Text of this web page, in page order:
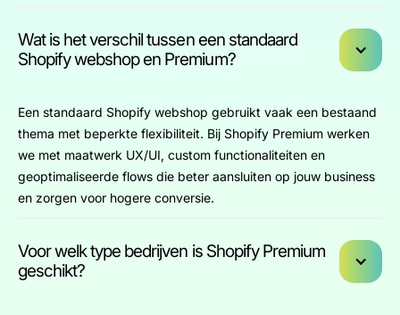
Wat is het verschil tussen een standaard
Shopify webshop en Premium?
Een standaard Shopify webshop gebruikt vaak een bestaand
thema met beperkte flexibiliteit. Bij Shopify Premium werken
we met maatwerk UX/UI, custom functionaliteiten en
geoptimaliseerde flows die beter aansluiten op jouw business
en zorgen voor hogere conversie.
Voor welk type bedrijven is Shopify Premium
geschikt?